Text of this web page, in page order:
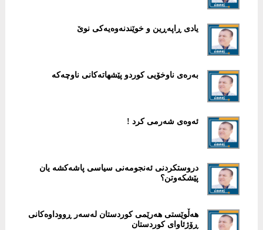
یادی ڕاپەڕین و خوێندنەوەیەکی نوێ
بەرەی ناوخۆیی کوردو پێشهاتەکانی ناوچەکە
ئەوەی شەرمی کرد !
دروستکردنی ئەنجومەنی سیاسی پاشەکشە یان
پێشکەوتن؟
هەڵوێستی هەرێمی کوردستان لەسەر ڕووداوەکانی
ڕۆژئاوای کوردستان